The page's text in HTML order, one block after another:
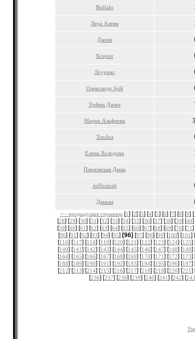
Buffalo
Лера Алеян
Джим
Krajzer
Лоуренс
Олександр Ірій
Урфин Джюс
Марна Альфиева
Tendua
Елена Холодова
Павловская Даша
infliximab
Данька
<-- предыдущая страница [1] [2] [3] [4] [5] [6] [7] [8] [9] [
[28] [29] [30] [31] [32] [33] [34] [35] [36] [37] [38] [39] [40]
[59] [60] [61] [62] [63] [64] [65] [66] [67] [68] [69] [70] [71]
[90] [91] [92] [93] [94] [95] [96] [97] [98] [99] [100] [101] [
[116] [117] [118] [119] [120] [121] [122] [123] [124] [125]
[140] [141] [142] [143] [144] [145] [146] [147] [148] [149]
[164] [165] [166] [167] [168] [169] [170] [171] [172] [173]
[188] [189] [190] [191] [192] [193] [194] [195] [196] [197]
[212] [213] [214] [215] [216] [217] [218] [219] [220] [221]
[236] [237] [238] [239] [240] [241] [242] [243